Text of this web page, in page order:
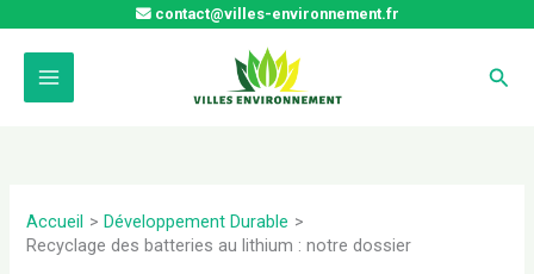
contenu
contact@villes-environnement.fr
Accueil
Développement Durable
Recyclage des batteries au lithium : notre dossier